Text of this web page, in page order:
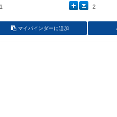
1 2
マイバインダーに追加